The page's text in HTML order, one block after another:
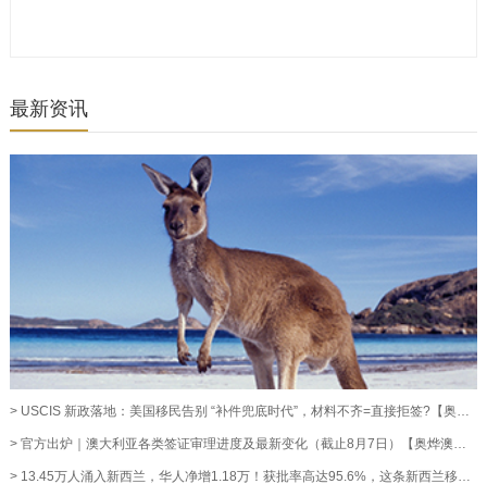
最新资讯
> USCIS 新政落地：美国移民告别 “补件兜底时代”，材料不齐=直接拒签?【奥烨移民资讯】
> 官方出炉｜澳大利亚各类签证审理进度及最新变化（截止8月7日）【奥烨澳洲移民资讯】
> 13.45万人涌入新西兰，华人净增1.18万！获批率高达95.6%，这条新西兰移民通道藏不住了！【奥烨移民资讯】